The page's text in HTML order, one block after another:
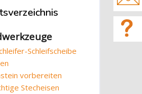
überspringen
Schleifscheibe
vorbereiten
Stecheisen